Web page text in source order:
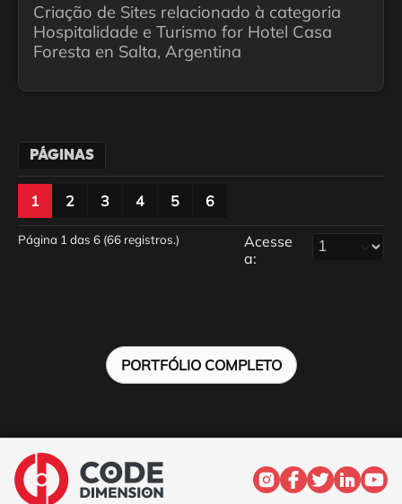
Criação de Sites relacionado à categoria
Hospitalidade e Turismo for Hotel Casa
Foresta en Salta, Argentina
PÁGINAS
1 2 3 4 5 6
Página 1 das 6 (66 registros.)
Acesse
a:
PORTFÓLIO COMPLETO